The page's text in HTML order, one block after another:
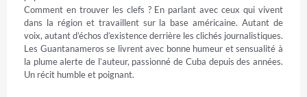
Comment en trouver les clefs ? En parlant avec ceux qui vivent
dans la région et travaillent sur la base américaine. Autant de
voix, autant d’échos d’existence derrière les clichés journalistiques.
Les Guantanameros se livrent avec bonne humeur et sensualité à
la plume alerte de l’auteur, passionné de Cuba depuis des années.
Un récit humble et poignant.